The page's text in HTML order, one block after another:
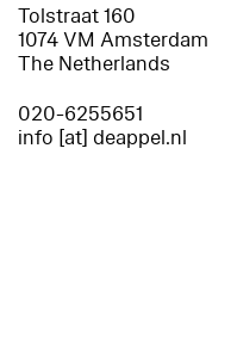
Tolstraat 160
1074 VM Amsterdam
The Netherlands
020-6255651
info [at] deappel.nl